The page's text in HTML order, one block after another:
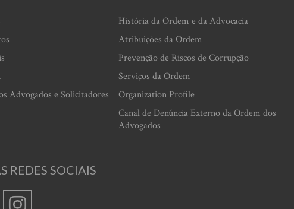
Advogados e Solicitadores
História da Ordem e da Advocacia
Atribuições da Ordem
Prevenção de Riscos de Corrupção
Serviços da Ordem
Organization Profile
Canal de Denúncia Externo da Ordem dos
Advogados
REDES SOCIAIS